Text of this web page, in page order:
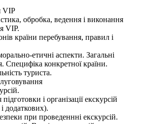
VIP
обробка, ведення і виконання
VIP.
країни перебування, правил і
етичні аспекти. Загальні
Специфіка конкретної країни.
туриста.
і організації екскурсій
додаткових).
при проведеннні екскурсій.